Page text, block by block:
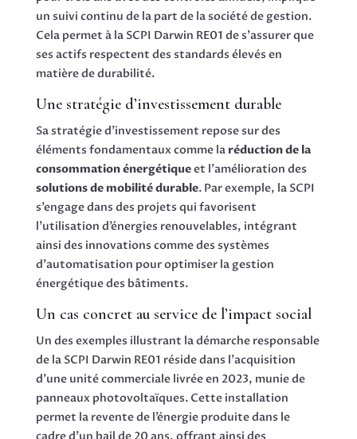
un suivi continu de la part de la société de gestion.
Cela permet à la SCPI Darwin RE01 de s’assurer que
ses actifs respectent des standards élevés en
matière de durabilité.
Une stratégie d’investissement durable
Sa stratégie d’investissement repose sur des
éléments fondamentaux comme la réduction de la
consommation énergétiqueet l’amélioration des
solutions de mobilité durable. Par exemple, la SCPI
s’engage dans des projets qui favorisent
l’utilisation d’énergies renouvelables, intégrant
ainsi des innovations comme des systèmes
d’automatisation pour optimiser la gestion
énergétique des bâtiments.
Un cas concret au service de l’impact social
Un des exemples illustrant la démarche responsable
de la SCPI Darwin RE01 réside dans l’acquisition
d’une unité commerciale livrée en 2023, munie de
panneaux photovoltaïques. Cette installation
permet la revente de l’énergie produite dans le